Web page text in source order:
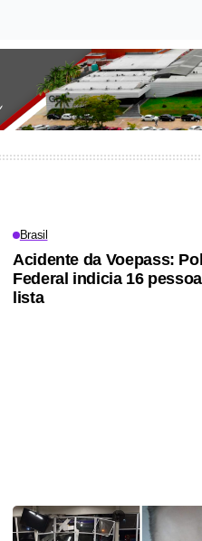
Brasil
Acidente da Voepass:
Federal indicia 16
lista